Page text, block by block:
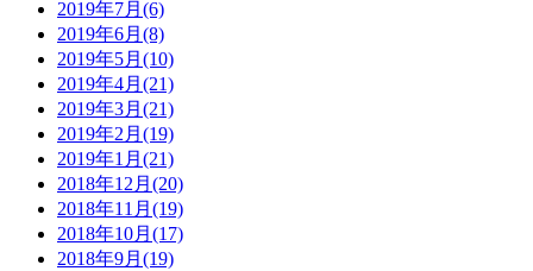
2019年7月(6)
2019年6月(8)
2019年5月(10)
2019年4月(21)
2019年3月(21)
2019年2月(19)
2019年1月(21)
2018年12月(20)
2018年11月(19)
2018年10月(17)
2018年9月(19)